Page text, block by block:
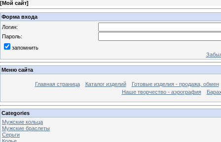
[Мой сайт]
Форма входа
Логин:
Пароль:
запомнить
Меню сайта
Главная страница Каталог изделий
Готовые изделия - продажа, обмен
Наше творчество - аэрография
Categories
Мужские кольца
Мужские браслеты
Серьги